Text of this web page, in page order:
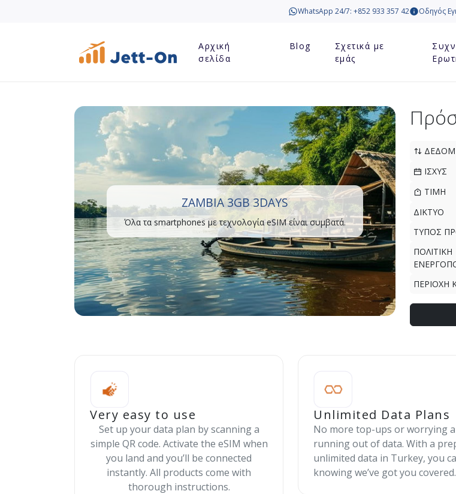
WhatsApp 24/7: +852 933 357 42 Οδηγός
Αρχική
σελίδα
Blog
Σχετικά με
εμάς
ZAMBIA 3GB 3DAYS
Όλα τα smartphones με τεχνολογία eSIM είναι συμβατά.
ΙΣΧΥΣ
ΤΙΜΗ
ΔΙΚΤΥΟ
ΤΥΠΟΣ
ΠΟΛΙΤΙΚΗ
ΠΕΡΙΟΧΗ
Very easy to use
Set up your data plan by scanning a
simple QR code. Activate the eSIM when
you land and you’ll be connected
instantly. All products come with
thorough instructions.
Unlimited Data Plans
No more top-ups or worrying
running out of data. With a
unlimited data in Turkey, you
knowing we’ve got you covered.